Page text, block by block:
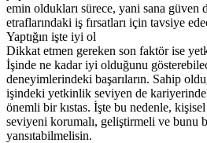
emin oldukları sürece, yani sana güven
etraflarındaki iş fırsatları için tavsiye
Yaptığın işte iyi ol
Dikkat etmen gereken son faktör ise
İşinde ne kadar iyi olduğunu
deneyimlerindeki başarıların. Sahip
işindeki yetkinlik seviyen de
önemli bir kıstas. İşte bu nedenle,
seviyeni korumalı, geliştirmeli ve bunu
yansıtabilmelisin.